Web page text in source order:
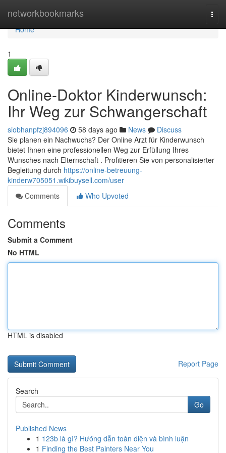
networkbookmarks
Home
Home
1
Online-Doktor Kinderwunsch:
Ihr Weg zur Schwangerschaft
siobhanpfzj894096 58 days ago News
Discuss
Sie planen ein Nachwuchs? Der Online Arzt für Kinderwunsch
bietet Ihnen eine professionellen Weg zur Erfüllung Ihres
Wunsches nach Elternschaft . Profitieren Sie von personalisierter
Begleitung durch https://online-betreuung-
kinderw705051.wikibuysell.com/user
Comments
Who Upvoted
Comments
Submit a Comment
No HTML
HTML is disabled
Report Page
Search
Go
Published News
1 123b là gì? Hướng dẫn toàn diện và bình luận
1 Finding the Best Painters Near You